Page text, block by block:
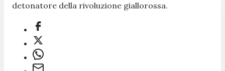
detonatore della rivoluzione giallorossa.